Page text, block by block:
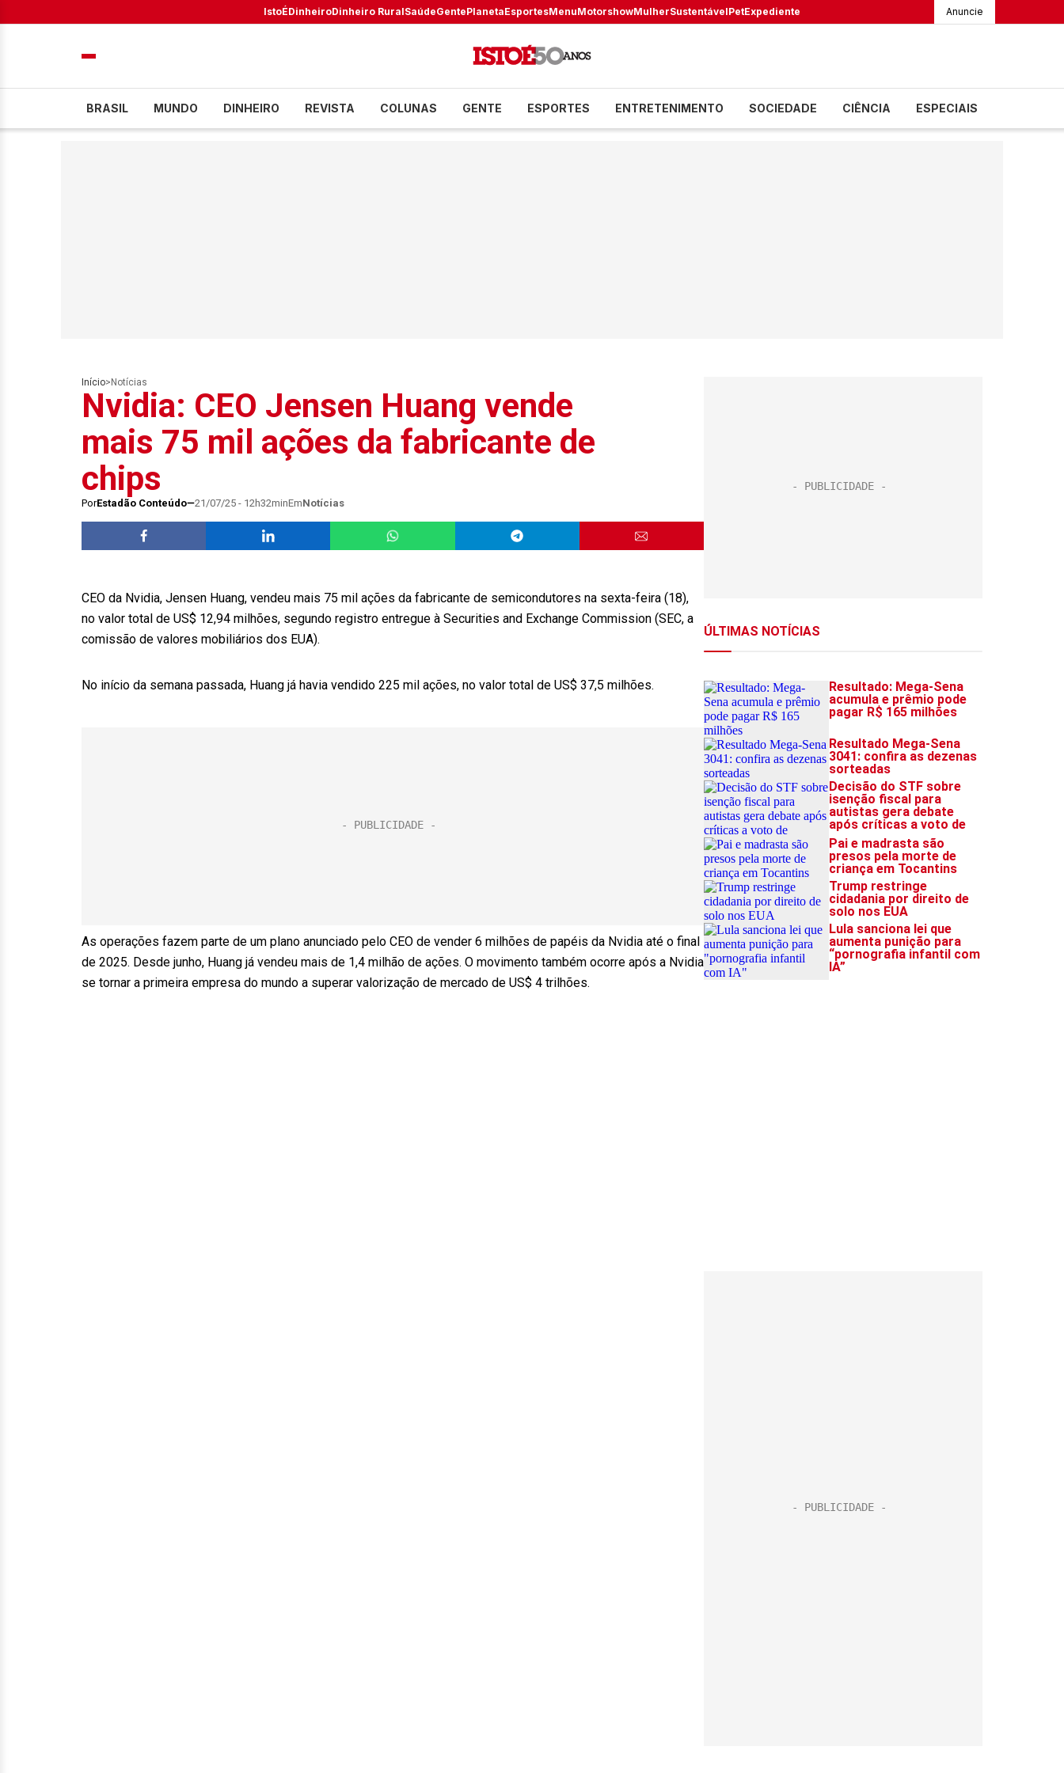
IstoÉDinheiroDinheiro RuralSaúdeGentePlanetaEsportesMenuMotorshowMulherSustentávelPetExpediente Anuncie
BRASIL MUNDO DINHEIRO REVISTA COLUNAS GENTE ESPORTES ENTRETENIMENTO SOCIEDADE CIÊNCIA ESPECIAIS
Início> Notícias
Nvidia: CEO Jensen Huang vende
mais 75 mil ações da fabricante de
chips
PorEstadão Conteúdo 21/07/25 - 12h32minEmNotícias
CEO da Nvidia, Jensen Huang, vendeu mais 75 mil ações da fabricante de semicondutores na sexta-feira (18),
no valor total de US$ 12,94 milhões, segundo registro entregue à Securities and Exchange Commission (SEC, a
comissão de valores mobiliários dos EUA).
No início da semana passada, Huang já havia vendido 225 mil ações, no valor total de US$ 37,5 milhões.
As operações fazem parte de um plano anunciado pelo CEO de vender 6 milhões de papéis da Nvidia até o final
de 2025. Desde junho, Huang já vendeu mais de 1,4 milhão de ações. O movimento também ocorre após a Nvidia
se tornar a primeira empresa do mundo a superar valorização de mercado de US$ 4 trilhões.